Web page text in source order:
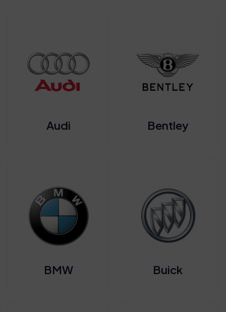
Audi Bentley
BMW Buick